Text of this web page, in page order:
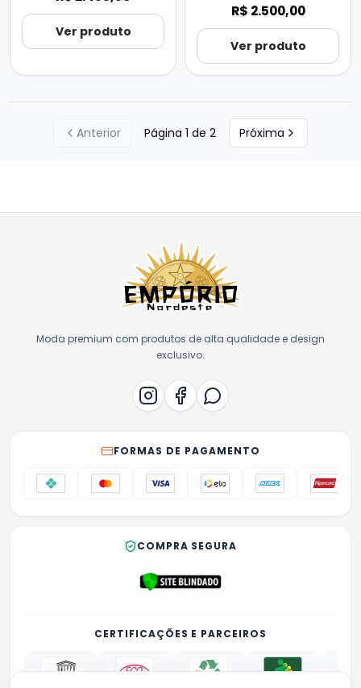
Ver produto
R$ 2.500,00
Ver produto
Anterior Página 1 de 2 Próxima
Moda premium com produtos de alta qualidade e design
exclusivo.
FORMAS DE PAGAMENTO
COMPRA SEGURA
CERTIFICAÇÕES E PARCEIROS